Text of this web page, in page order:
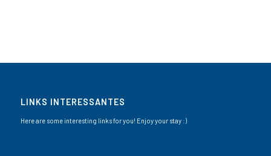
LINKS INTERESSANTES
Here are some interesting links for you! Enjoy your stay :)